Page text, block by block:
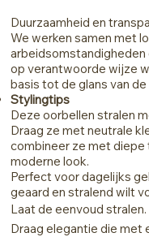
Duurzaamheid en
We werken samen met
arbeidsomstandigheden
op verantwoorde wijze
basis tot de glans van de
Stylingtips
Deze oorbellen stralen
Draag ze met neutrale
combineer ze met
moderne look.
Perfect voor dagelijks
geaard en stralend wilt
Laat de eenvoud stralen.
Draag elegantie die met